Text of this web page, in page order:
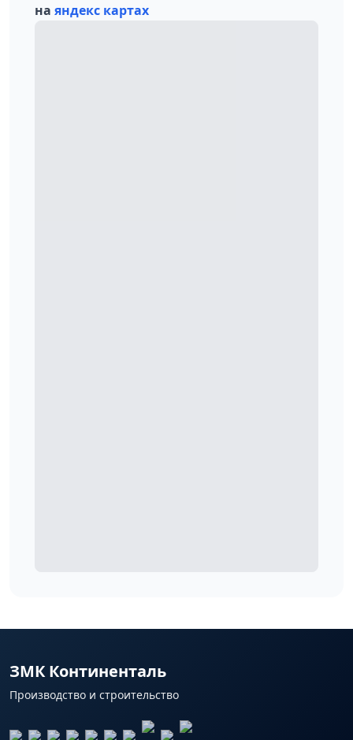
на яндекс картах
ЗМК Континенталь
Производство и строительство